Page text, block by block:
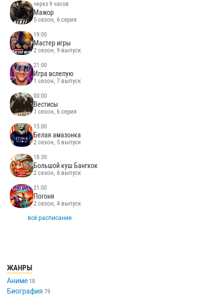
через 9 часов
Мажор
5 сезон, 6 серия
19:00
Мастер игры
2 сезон, 9 выпуск
21:00
Игра вслепую
1 сезон, 7 выпуск
00:00
Вестисы
1 сезон, 6 серия
15:00
Белая амазонка
2 сезон, 5 выпуск
18:30
Большой куш Бангкок
2 сезон, 6 выпуск
21:00
Погоня
2 сезон, 4 выпуск
всё расписание
ЖАНРЫ
Аниме 18
Биография 79